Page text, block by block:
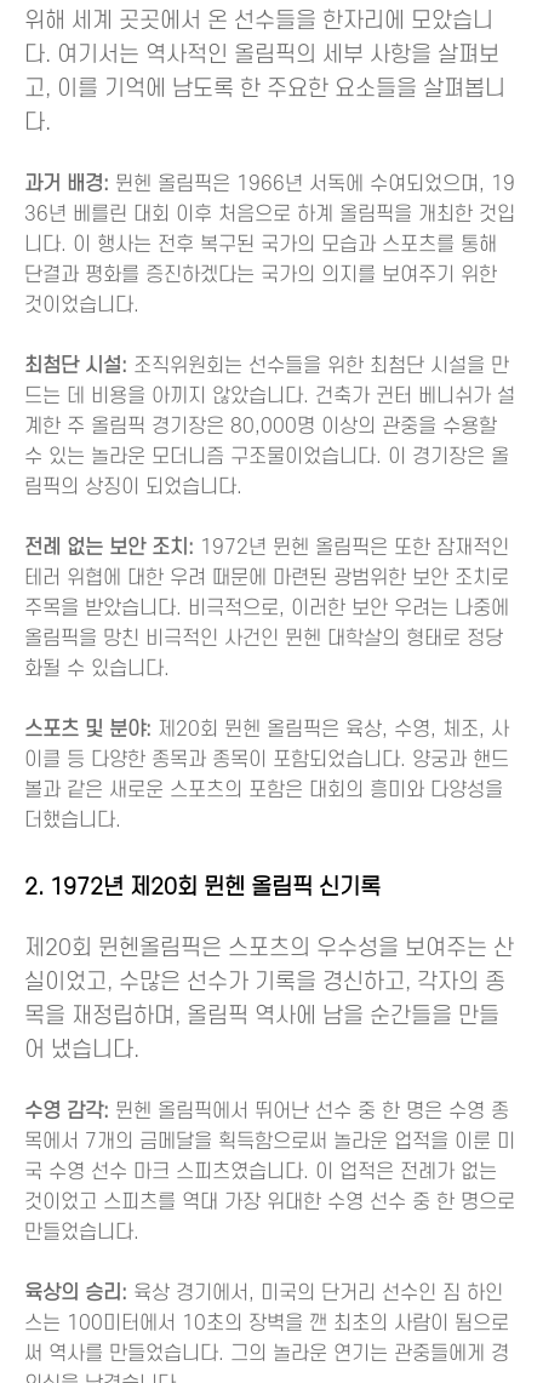
위해 세계 곳곳에서 온 선수들을 한자리에 모았습니
다. 여기서는 역사적인 올림픽의 세부 사항을 살펴보
고, 이를 기억에 남도록 한 주요한 요소들을 살펴봅니
다.
과거 배경: 뮌헨 올림픽은 1966년 서독에 수여되었으며, 19
36년 베를린 대회 이후 처음으로 하계 올림픽을 개최한 것입
니다. 이 행사는 전후 복구된 국가의 모습과 스포츠를 통해
단결과 평화를 증진하겠다는 국가의 의지를 보여주기 위한
것이었습니다.
최첨단 시설: 조직위원회는 선수들을 위한 최첨단 시설을 만
드는 데 비용을 아끼지 않았습니다. 건축가 귄터 베니쉬가 설
계한 주 올림픽 경기장은 80,000명 이상의 관중을 수용할
수 있는 놀라운 모더니즘 구조물이었습니다. 이 경기장은 올
림픽의 상징이 되었습니다.
전례 없는 보안 조치: 1972년 뮌헨 올림픽은 또한 잠재적인
테러 위협에 대한 우려 때문에 마련된 광범위한 보안 조치로
주목을 받았습니다. 비극적으로, 이러한 보안 우려는 나중에
올림픽을 망친 비극적인 사건인 뮌헨 대학살의 형태로 정당
화될 수 있습니다.
스포츠 및 분야: 제20회 뮌헨 올림픽은 육상, 수영, 체조, 사
이클 등 다양한 종목과 종목이 포함되었습니다. 양궁과 핸드
볼과 같은 새로운 스포츠의 포함은 대회의 흥미와 다양성을
더했습니다.
2. 1972년 제20회 뮌헨 올림픽 신기록
제20회 뮌헨올림픽은 스포츠의 우수성을 보여주는 산
실이었고, 수많은 선수가 기록을 경신하고, 각자의 종
목을 재정립하며, 올림픽 역사에 남을 순간들을 만들
어 냈습니다.
수영 감각: 뮌헨 올림픽에서 뛰어난 선수 중 한 명은 수영 종
목에서 7개의 금메달을 획득함으로써 놀라운 업적을 이룬 미
국 수영 선수 마크 스피츠였습니다. 이 업적은 전례가 없는
것이었고 스피츠를 역대 가장 위대한 수영 선수 중 한 명으로
만들었습니다.
육상의 승리: 육상 경기에서, 미국의 단거리 선수인 짐 하인
스는 100미터에서 10초의 장벽을 깬 최초의 사람이 됨으로
써 역사를 만들었습니다. 그의 놀라운 연기는 관중들에게 경